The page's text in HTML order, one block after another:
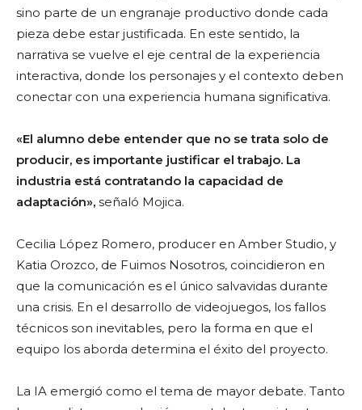
sino parte de un engranaje productivo donde cada
pieza debe estar justificada. En este sentido, la
narrativa se vuelve el eje central de la experiencia
interactiva, donde los personajes y el contexto deben
conectar con una experiencia humana significativa.
«El alumno debe entender que no se trata solo de
producir, es importante justificar el trabajo. La
industria está contratando la capacidad de
adaptación», señaló Mojica.
Cecilia López Romero, producer en Amber Studio, y
Katia Orozco, de Fuimos Nosotros, coincidieron en
que la comunicación es el único salvavidas durante
una crisis. En el desarrollo de videojuegos, los fallos
técnicos son inevitables, pero la forma en que el
equipo los aborda determina el éxito del proyecto.
La IA emergió como el tema de mayor debate. Tanto